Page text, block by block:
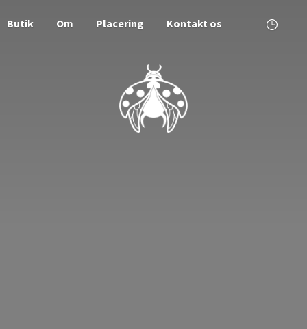
Butik Om Placering Kontakt os